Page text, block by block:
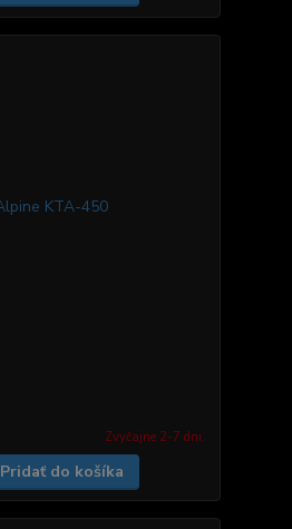
Zvyčajne 2-7 dni.
Pridať do košíka